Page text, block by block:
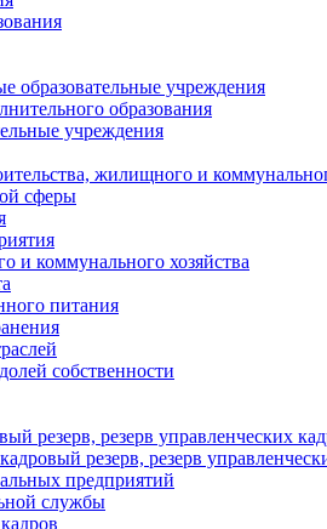
образовательные учреждения
образования
учреждения
жилищного и
сферы
и коммунального хозяйства
питания
собственности
резерв, резерв управленческих
резерв, резерв
предприятий
службы